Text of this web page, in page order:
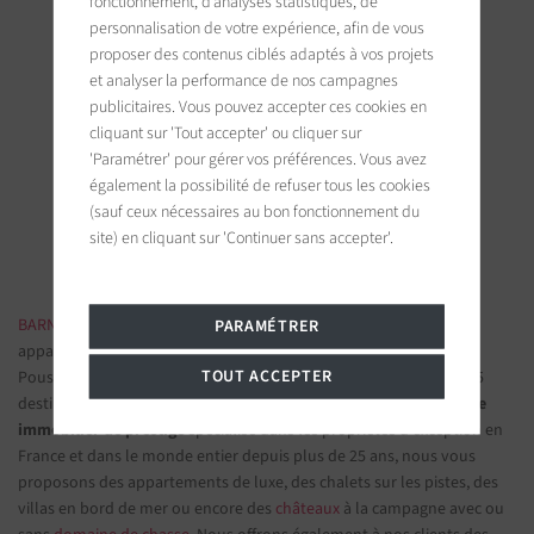
BARNES Saint-Tropez
9, avenue du 8 mai 1945
83990 Saint-Tropez, France
Suivez-nous sur les réseaux sociaux
BARNES IMMOBILIER DE LUXE- Les plus belles demeures et
appartements de prestige
Poussez la porte d'une de nosagences immobilières
parmi nos 75
destinations et confiez-nous vos projets d’investissement.Groupe
immobilier de prestigespécialisé dans les propriétés d'exception en
France et dans le monde entier depuis plus de 25 ans, nous vous
proposons des appartements de luxe, des chalets sur les pistes, des
villas en bord de mer ou encore des châteaux à la campagne avec ou
personnalisation de votre expérience, afin de vous
proposer des contenus ciblés adaptés à vos projets
et analyser la performance de nos campagnes
publicitaires. Vous pouvez accepter ces cookies en
cliquant sur 'Tout accepter' ou cliquer sur
'Paramétrer' pour gérer vos préférences. Vous avez
également la possibilité de refuser tous les cookies
(sauf ceux nécessaires au bon fonctionnement du
site) en cliquant sur 'Continuer sans accepter'.
PARAMÉTRER
TOUT ACCEPTER